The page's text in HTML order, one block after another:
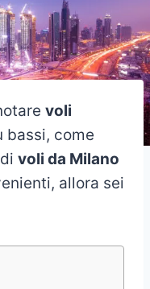
voli
bassi, come
voli da Milano
allora sei